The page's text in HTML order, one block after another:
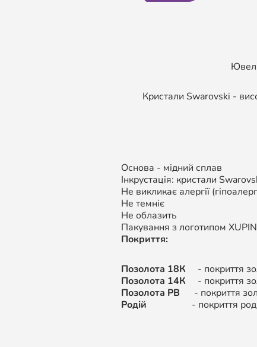
Кристали Swarovski -
Основа - мідний сплав
Інкрустація: кристали
Не викликає алергії
Не темніє
Не облазить
Пакування з логотипом
Покриття:
Позолота 18К - покриття
Позолота 14К - покриття
Позолота РВ - покриття
Родій - покриття